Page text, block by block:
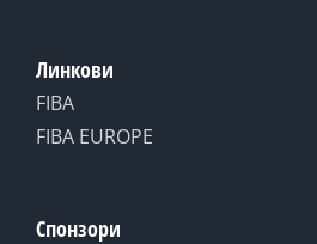
Линкови
FIBA
FIBA EUROPE
Спонзори